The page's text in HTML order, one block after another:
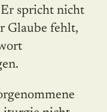
Er spricht nicht
Glaube fehlt,